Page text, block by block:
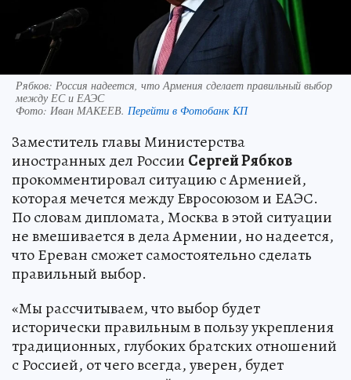
Рябков: Россия надеется, что Армения сделает правильный выбор
между ЕС и ЕАЭС
Фото: Иван МАКЕЕВ. Перейти в Фотобанк КП
Заместитель главы Министерства
иностранных дел России Сергей Рябков
прокомментировал ситуацию с Арменией,
которая мечется между Евросоюзом и ЕАЭС.
По словам дипломата, Москва в этой ситуации
не вмешивается в дела Армении, но надеется,
что Ереван сможет самостоятельно сделать
правильный выбор.
«Мы рассчитываем, что выбор будет
исторически правильным в пользу укрепления
традиционных, глубоких братских отношений
с Россией, от чего всегда, уверен, будет